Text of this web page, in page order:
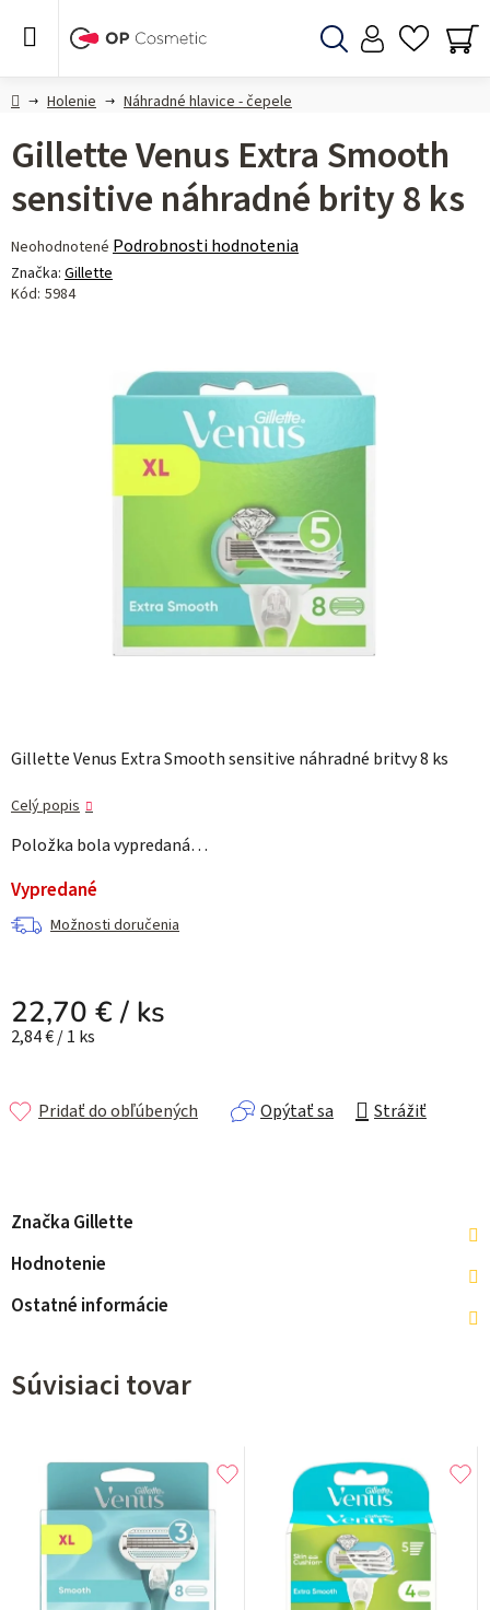
DomovHolenie Náhradné hlavice - čepele
Gillette Venus Extra Smooth sensitive náhradné britvy 8 ks
Celý popis
Položka bola vypredaná…
Vypredané
Možnosti doručenia
22,70 €/ ks
Jednotková cena:
2,84 € / 1 ks
Opýtať sa Strážiť
Pridať do obľúbených
Gillette Venus Extra Smooth
sensitive náhradné brity 8 ks
Priemerné
hodnotenie
produktu
Neohodnotené Podrobnosti hodnotenia
Značka: Gillette
Kód: 5984
Značka Gillette
Hodnotenie
Ostatné informácie
Súvisiaci tovar